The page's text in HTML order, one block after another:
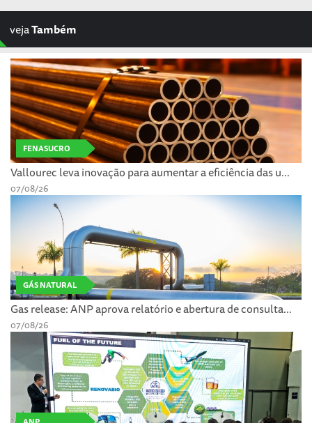
vejaTambém
FENASUCRO
Vallourec leva inovação para aumentar a eficiência das u...
07/08/26
GÁS NATURAL
Gas release: ANP aprova relatório e abertura de consulta...
07/08/26